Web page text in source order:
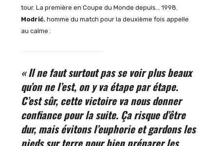
tour. La première en Coupe du Monde depuis… 1998.
Modrić, homme du match pour la deuxième fois appelle
au calme :
« Il ne faut surtout pas se voir plus beaux
qu’on ne l’est, on y va étape par étape.
C’est sûr, cette victoire va nous donner
confiance pour la suite. Ça risque d’être
dur, mais évitons l’euphorie et gardons les
pieds sur terre pour bien préparer les